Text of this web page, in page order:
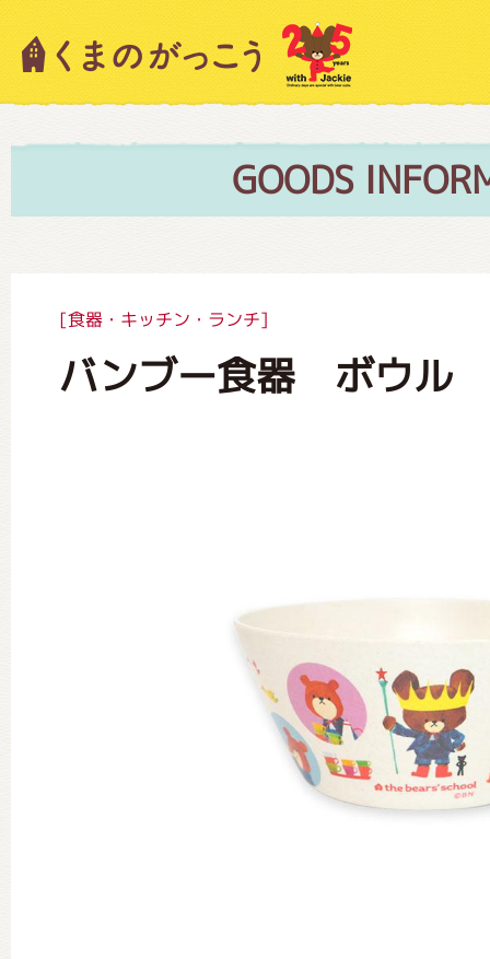
GOODS
[食器・キッチン・ランチ]
バンブー食器 ボウル
キャラクター紹介
絵本・作家紹介
ミュージカル・コンサート
おたのしみコンテンツ(クイズ・